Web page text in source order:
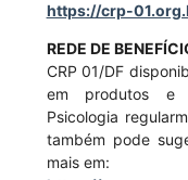
https://crp-
REDE DE
CRP 01/DF
em produtos e
Psicologia
também pode
mais em: